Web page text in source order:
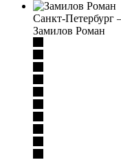
Санкт-Петербург
Замилов Роман